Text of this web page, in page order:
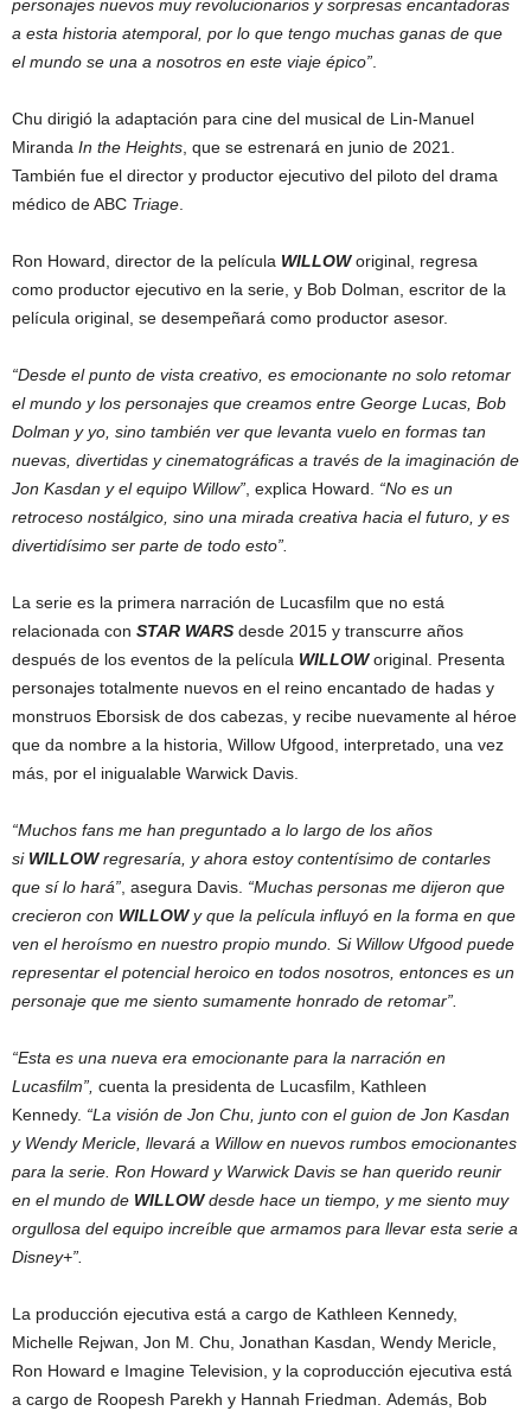
personajes nuevos muy revolucionarios y sorpresas encantadoras
a esta historia atemporal, por lo que tengo muchas ganas de que
el mundo se una a nosotros en este viaje épico”
Chu dirigió la adaptación para cine del musical de Lin-Manuel
Miranda In the Heights , que se estrenará en junio de 2021.
También fue el director y productor ejecutivo del piloto del drama
médico de ABC Triage
Ron Howard, director de la película WILLOWoriginal, regresa
como productor ejecutivo en la serie, y Bob Dolman, escritor de la
película original, se desempeñará como productor asesor.
“Desde el punto de vista creativo, es emocionante no solo retomar
el mundo y los personajes que creamos entre George Lucas, Bob
Dolman y yo, sino también ver que levanta vuelo en formas tan
nuevas, divertidas y cinematográficas a través de la imaginación de
Jon Kasdan y el equipo Willow” , explica Howard. “No es un
retroceso nostálgico, sino una mirada creativa hacia el futuro, y es
divertidísimo ser parte de todo esto”.
La serie es la primera narración de Lucasfilm que no está
relacionada con STAR WARS desde 2015 y transcurre años
después de los eventos de la película WILLOWoriginal. Presenta
personajes totalmente nuevos en el reino encantado de hadas y
monstruos Eborsisk de dos cabezas, y recibe nuevamente al héroe
que da nombre a la historia, Willow Ufgood, interpretado, una vez
más, por el inigualable Warwick Davis.
“Muchos fans me han preguntado a lo largo de los años
si WILLOWregresaría, y ahora estoy contentísimo de contarles
que sí lo hará” , asegura Davis. “Muchas personas me dijeron que
crecieron con WILLOWy que la película influyó en la forma en que
ven el heroísmo en nuestro propio mundo. Si Willow Ufgood puede
representar el potencial heroico en todos nosotros, entonces es un
personaje que me siento sumamente honrado de retomar”.
“Esta es una nueva era emocionante para la narración en
Lucasfilm”, cuenta la presidenta de Lucasfilm, Kathleen
Kennedy. “La visión de Jon Chu, junto con el guion de Jon Kasdan
y Wendy Mericle, llevará a Willow en nuevos rumbos emocionantes
para la serie. Ron Howard y Warwick Davis se han querido reunir
en el mundo de WILLOWdesde hace un tiempo, y me siento muy
orgullosa del equipo increíble que armamos para llevar esta serie a
Disney+”.
La producción ejecutiva está a cargo de Kathleen Kennedy,
Michelle Rejwan, Jon M. Chu, Jonathan Kasdan, Wendy Mericle,
Ron Howard e Imagine Television, y la coproducción ejecutiva está
a cargo de Roopesh Parekh y Hannah Friedman. Además, Bob